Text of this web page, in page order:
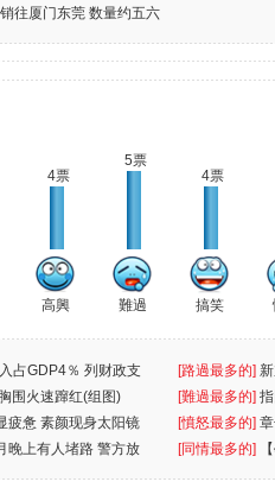
往厦门东莞 数量约五六
4票
高興
5票
難過
4票
搞笑
占GDP4％ 列财政支
[路過最多的]
围火速蹿红(组图) [難過最多的]
罪
疲惫 素颜现身太阳镜
[憤怒最多的]
晚上有人堵路 警方放
[同情最多的]
敗